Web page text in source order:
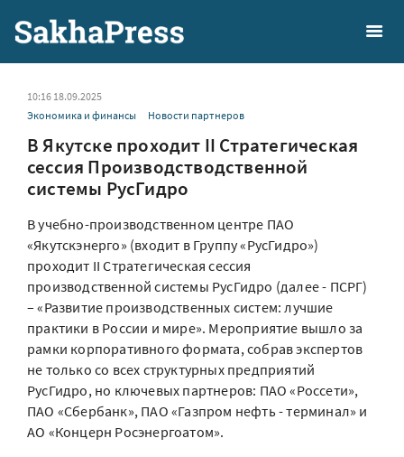
10:16 18.09.2025
Экономика и финансы
Новости партнеров
В Якутске проходит II Стратегическая
сессия Производстводственной
системы РусГидро
В учебно-производственном центре ПАО
«Якутскэнерго» (входит в Группу «РусГидро»)
проходит II Стратегическая сессия
производственной системы РусГидро (далее - ПСРГ)
– «Развитие производственных систем: лучшие
практики в России и мире». Мероприятие вышло за
рамки корпоративного формата, собрав экспертов
не только со всех структурных предприятий
РусГидро, но ключевых партнеров: ПАО «Россети»,
ПАО «Сбербанк», ПАО «Газпром нефть - терминал» и
АО «Концерн Росэнергоатом».